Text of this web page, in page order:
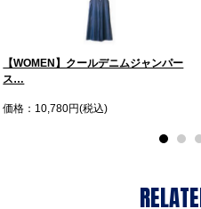
【WOMEN】クールデニムジャンパー
ス…
価格：10,780円(税込)